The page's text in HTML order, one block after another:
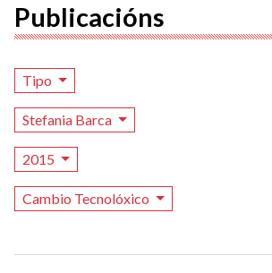
Publicacións
Tipo
Stefania Barca
2015
Cambio Tecnolóxico